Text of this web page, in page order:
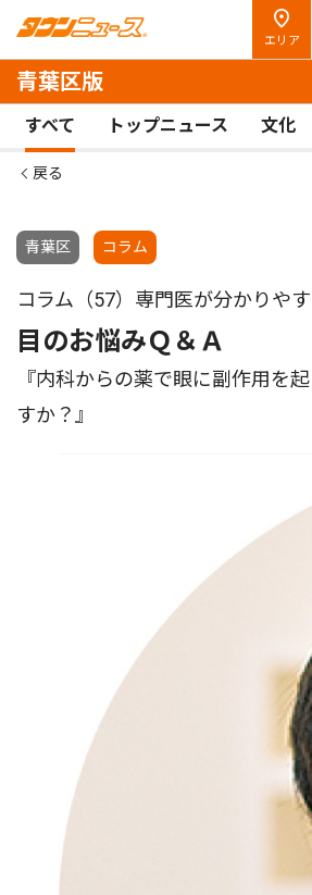
エリア
青葉区版
すべて トップニュース 文化
戻る
青葉区 コラム
コラム（57）専門医が分かりや
目のお悩みＱ＆Ａ
『内科からの薬で眼に副作用を
すか？』